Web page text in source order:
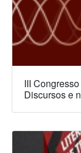
III
Discursos e